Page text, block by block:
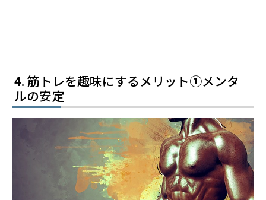
筋トレを趣味にするメリット➀メンタ
ルの安定